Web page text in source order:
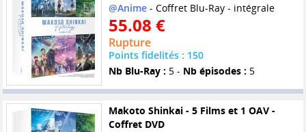
@Anime- Coffret Blu-Ray - intégrale
55.08 €
Rupture
Points fidelités : 150
Nb Blu-Ray : 5 - Nb épisodes : 5
Makoto Shinkai - 5 Films et 1 OAV -
Coffret DVD